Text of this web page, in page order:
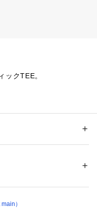
ックTEE。
えたくなるアイテムです
アルコーデに
濯処理ができる
）